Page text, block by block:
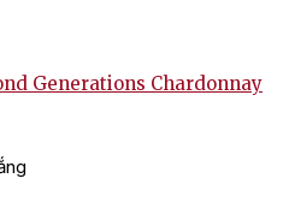
Generations Chardonnay